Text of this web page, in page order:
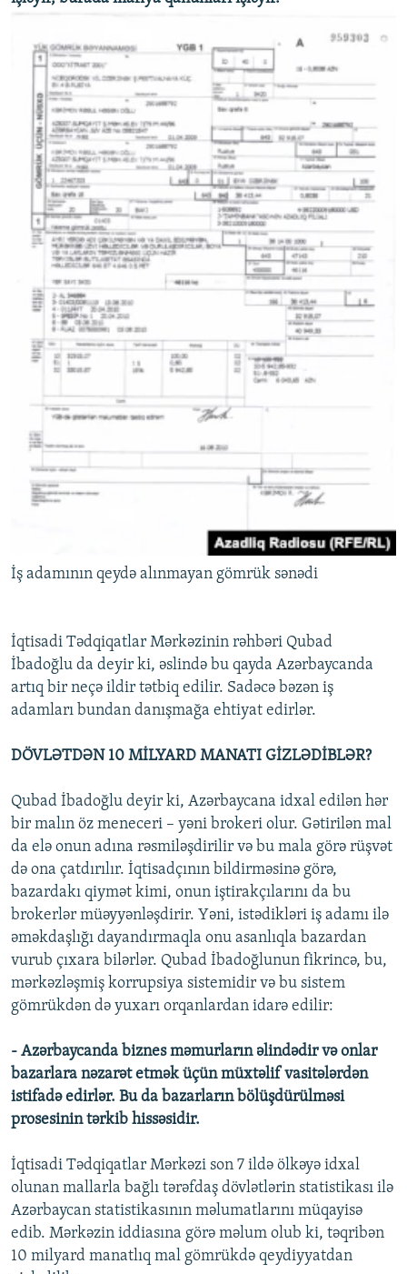
İş adamının qeydə alınmayan gömrük sənədi
İqtisadi Tədqiqatlar Mərkəzinin rəhbəri Qubad
İbadoğlu da deyir ki, əslində bu qayda Azərbaycanda
artıq bir neçə ildir tətbiq edilir. Sadəcə bəzən iş
adamları bundan danışmağa ehtiyat edirlər.
DÖVLƏTDƏN 10 MİLYARD MANATI GİZLƏDİBLƏR?
Qubad İbadoğlu deyir ki, Azərbaycana idxal edilən hər
bir malın öz meneceri – yəni brokeri olur. Gətirilən mal
da elə onun adına rəsmiləşdirilir və bu mala görə rüşvət
də ona çatdırılır. İqtisadçının bildirməsinə görə,
bazardakı qiymət kimi, onun iştirakçılarını da bu
brokerlər müəyyənləşdirir. Yəni, istədikləri iş adamı ilə
əməkdaşlığı dayandırmaqla onu asanlıqla bazardan
vurub çıxara bilərlər. Qubad İbadoğlunun fikrincə, bu,
mərkəzləşmiş korrupsiya sistemidir və bu sistem
gömrükdən də yuxarı orqanlardan idarə edilir:
- Azərbaycanda biznes məmurların əlindədir və onlar
bazarlara nəzarət etmək üçün müxtəlif vasitələrdən
istifadə edirlər. Bu da bazarların bölüşdürülməsi
prosesinin tərkib hissəsidir.
İqtisadi Tədqiqatlar Mərkəzi son 7 ildə ölkəyə idxal
olunan mallarla bağlı tərəfdaş dövlətlərin statistikası ilə
Azərbaycan statistikasının məlumatlarını müqayisə
edib. Mərkəzin iddiasına görə məlum olub ki, təqribən
10 milyard manatlıq mal gömrükdə qeydiyyatdan